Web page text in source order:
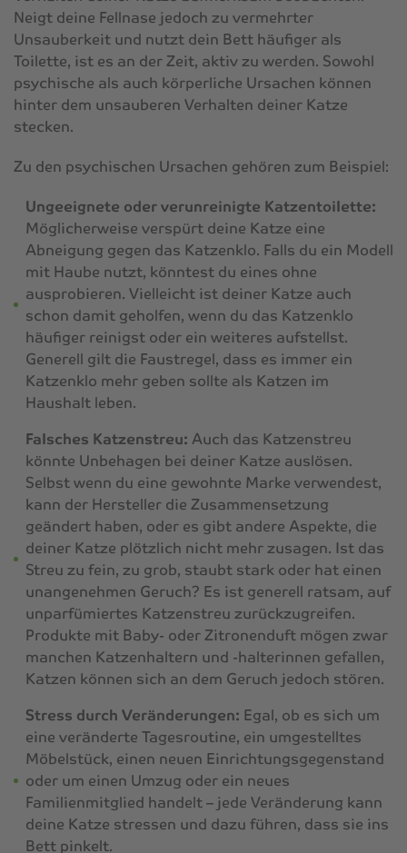
Neigt deine Fellnase jedoch zu vermehrter
Unsauberkeit und nutzt dein Bett häufiger als
Toilette, ist es an der Zeit, aktiv zu werden. Sowohl
psychische als auch körperliche Ursachen können
hinter dem unsauberen Verhalten deiner Katze
stecken.
Zu den psychischen Ursachen gehören zum Beispiel:
Ungeeignete oder verunreinigte Katzentoilette:
Möglicherweise verspürt deine Katze eine
Abneigung gegen das Katzenklo. Falls du ein Modell
mit Haube nutzt, könntest du eines ohne
ausprobieren. Vielleicht ist deiner Katze auch
schon damit geholfen, wenn du das Katzenklo
häufiger reinigst oder ein weiteres aufstellst.
Generell gilt die Faustregel, dass es immer ein
Katzenklo mehr geben sollte als Katzen im
Haushalt leben.
Falsches Katzenstreu: Auch das Katzenstreu
könnte Unbehagen bei deiner Katze auslösen.
Selbst wenn du eine gewohnte Marke verwendest,
kann der Hersteller die Zusammensetzung
geändert haben, oder es gibt andere Aspekte, die
deiner Katze plötzlich nicht mehr zusagen. Ist das
Streu zu fein, zu grob, staubt stark oder hat einen
unangenehmen Geruch? Es ist generell ratsam, auf
unparfümiertes Katzenstreu zurückzugreifen.
Produkte mit Baby- oder Zitronenduft mögen zwar
manchen Katzenhaltern und -halterinnen gefallen,
Katzen können sich an dem Geruch jedoch stören.
Stress durch Veränderungen: Egal, ob es sich um
eine veränderte Tagesroutine, ein umgestelltes
Möbelstück, einen neuen Einrichtungsgegenstand
oder um einen Umzug oder ein neues
Familienmitglied handelt – jede Veränderung kann
deine Katze stressen und dazu führen, dass sie ins
Bett pinkelt.